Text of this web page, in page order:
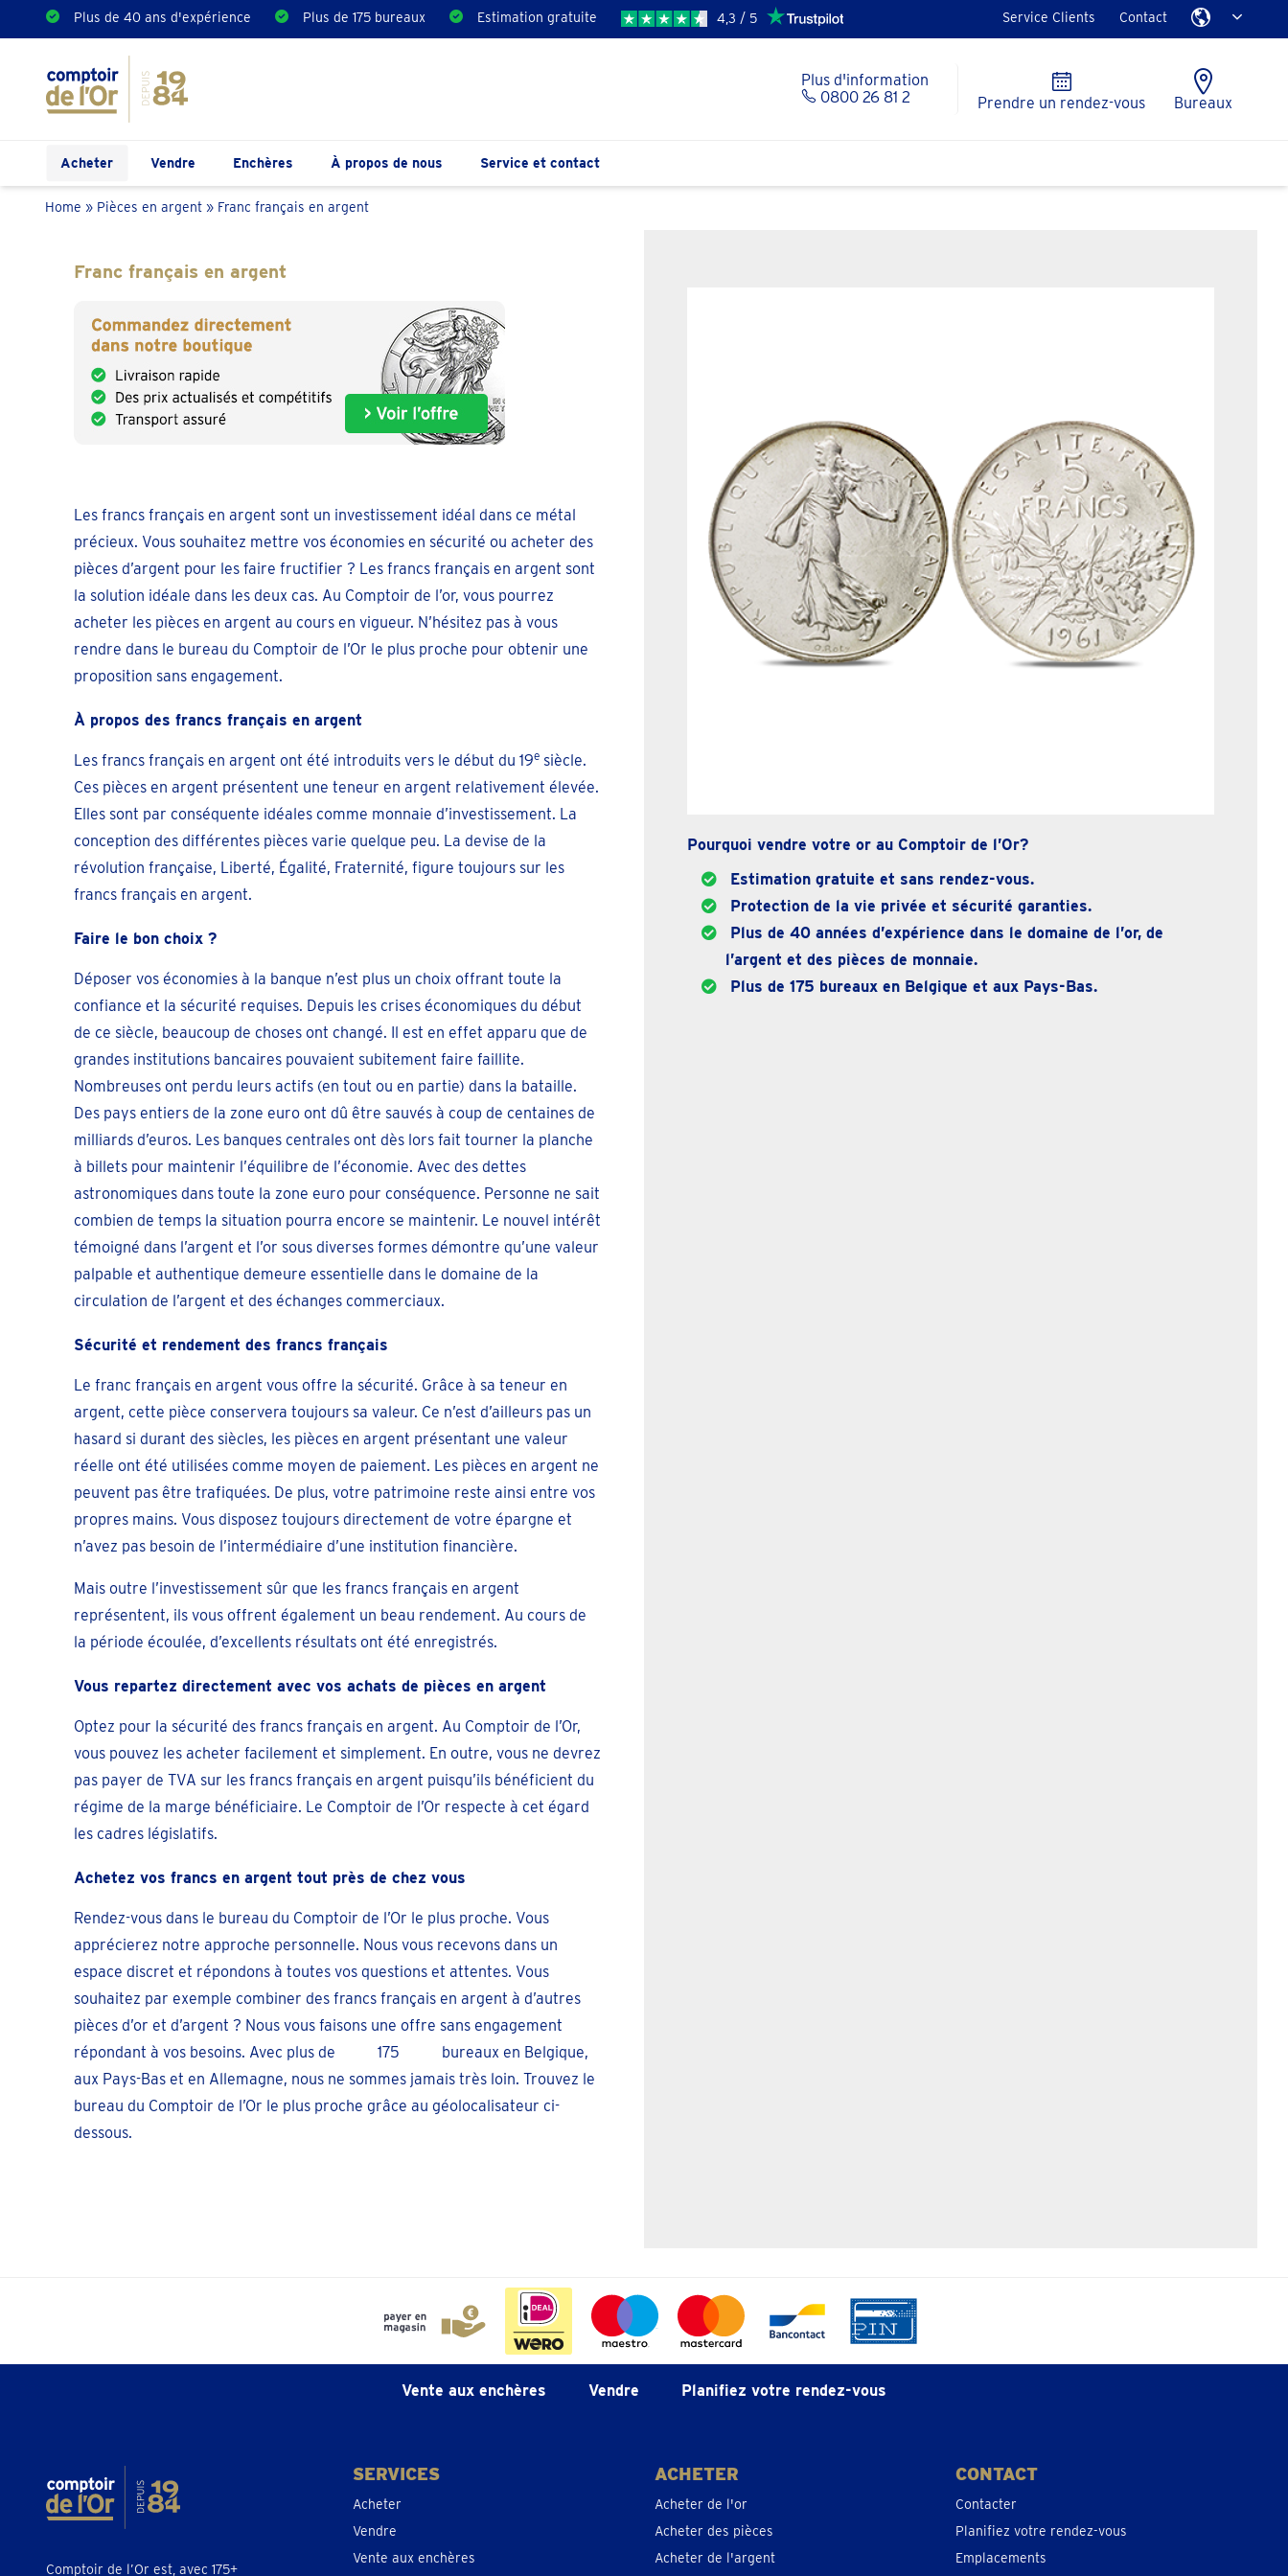
Plus de 40 ans d'expérience Plus de 175 bureaux Estimation gratuite 4,3 / 5 Service Clients Contact
Plus d'information
0800 26 81 2
Prendre un rendez-vous Bureaux
Acheter Vendre Enchères À propos de nous Service et contact
Home » Pièces en argent » Franc français en argent
Franc français en argent
Les francs français en argent sont un investissement idéal dans ce métal
précieux. Vous souhaitez mettre vos économies en sécurité ou acheter des
pièces d’argent pour les faire fructifier ? Les francs français en argent sont
la solution idéale dans les deux cas. Au Comptoir de l’or, vous pourrez
acheter les pièces en argent au cours en vigueur. N’hésitez pas à vous
rendre dans le bureau du Comptoir de l’Or le plus proche pour obtenir une
proposition sans engagement.
À propos des francs français en argent
Les francs français en argent ont été introduits vers le début du 19e siècle.
Ces pièces en argent présentent une teneur en argent relativement élevée.
Elles sont par conséquente idéales comme monnaie d’investissement. La
conception des différentes pièces varie quelque peu. La devise de la
révolution française, Liberté, Égalité, Fraternité, figure toujours sur les
francs français en argent.
Faire le bon choix ?
Déposer vos économies à la banque n’est plus un choix offrant toute la
confiance et la sécurité requises. Depuis les crises économiques du début
de ce siècle, beaucoup de choses ont changé. Il est en effet apparu que de
grandes institutions bancaires pouvaient subitement faire faillite.
Nombreuses ont perdu leurs actifs (en tout ou en partie) dans la bataille.
Des pays entiers de la zone euro ont dû être sauvés à coup de centaines de
milliards d’euros. Les banques centrales ont dès lors fait tourner la planche
à billets pour maintenir l’équilibre de l’économie. Avec des dettes
astronomiques dans toute la zone euro pour conséquence. Personne ne sait
combien de temps la situation pourra encore se maintenir. Le nouvel intérêt
témoigné dans l’argent et l’or sous diverses formes démontre qu’une valeur
palpable et authentique demeure essentielle dans le domaine de la
circulation de l’argent et des échanges commerciaux.
Sécurité et rendement des francs français
Le franc français en argent vous offre la sécurité. Grâce à sa teneur en
argent, cette pièce conservera toujours sa valeur. Ce n’est d’ailleurs pas un
hasard si durant des siècles, les pièces en argent présentant une valeur
réelle ont été utilisées comme moyen de paiement. Les pièces en argent ne
peuvent pas être trafiquées. De plus, votre patrimoine reste ainsi entre vos
propres mains. Vous disposez toujours directement de votre épargne et
n’avez pas besoin de l’intermédiaire d’une institution financière.
Mais outre l’investissement sûr que les francs français en argent
représentent, ils vous offrent également un beau rendement. Au cours de
la période écoulée, d’excellents résultats ont été enregistrés.
Vous repartez directement avec vos achats de pièces en argent
Optez pour la sécurité des francs français en argent. Au Comptoir de l’Or,
vous pouvez les acheter facilement et simplement. En outre, vous ne devrez
pas payer de TVA sur les francs français en argent puisqu’ils bénéficient du
régime de la marge bénéficiaire. Le Comptoir de l’Or respecte à cet égard
les cadres législatifs.
Achetez vos francs en argent tout près de chez vous
Rendez-vous dans le bureau du Comptoir de l’Or le plus proche. Vous
apprécierez notre approche personnelle. Nous vous recevons dans un
espace discret et répondons à toutes vos questions et attentes. Vous
souhaitez par exemple combiner des francs français en argent à d’autres
pièces d’or et d’argent ? Nous vous faisons une offre sans engagement
répondant à vos besoins. Avec plus de
175
bureaux en Belgique,
aux Pays-Bas et en Allemagne, nous ne sommes jamais très loin. Trouvez le
bureau du Comptoir de l’Or le plus proche grâce au géolocalisateur ci-
dessous.
Pourquoi vendre votre or au Comptoir de l’Or?
Estimation gratuite et sans rendez-vous.
Protection de la vie privée et sécurité garanties.
Plus de 40 années d’expérience dans le domaine de l’or, de
l’argent et des pièces de monnaie.
Plus de 175 bureaux en Belgique et aux Pays-Bas.
Vente aux enchères Vendre Planifiez votre rendez-vous
Comptoir de l’Or est, avec 175+
SERVICES
Acheter
Vendre
Vente aux enchères
ACHETER
Acheter de l'or
Acheter des pièces
Acheter de l'argent
CONTACT
Contacter
Planifiez votre rendez-vous
Emplacements